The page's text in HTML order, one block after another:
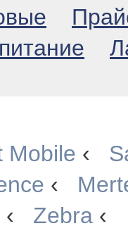
Mobile ‹
‹
‹ Zebra ‹